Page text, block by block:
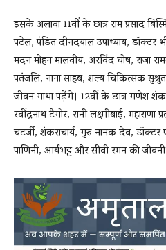
इसके अलावा 11वीं के छात्र राम प्रसाद
पटेल, पंडित दीनदयाल उपाध्याय, डॉक्टर
मदन मोहन मालवीय, अरविंद घोष, राजा
पतंजलि, नाना साहब, शल्य चिकित्सक
जीवन गाथा पढ़ेंगे। 12वीं के छात्र गणेश
रवींद्रनाथ टैगोर, रानी लक्ष्मीबाई, महाराणा
चटर्जी, शंकराचार्य, गुरु नानक देव, डॉक्टर
पाणिनी, आर्यभट्ट और सीवी रमन की